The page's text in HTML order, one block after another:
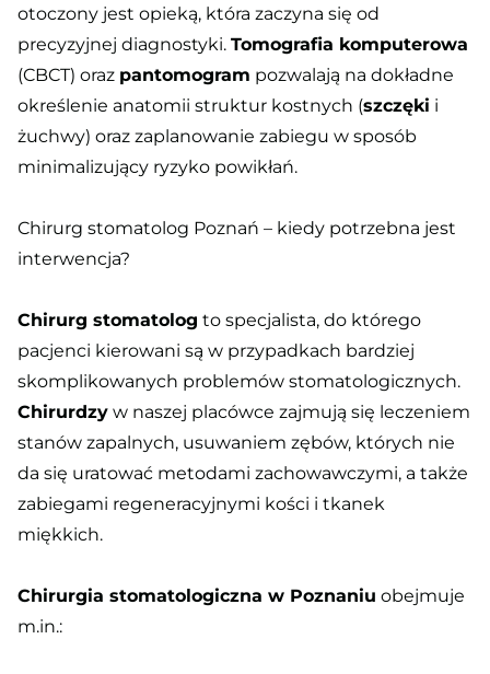
otoczony jest opieką, która zaczyna się od
precyzyjnej diagnostyki. Tomografia komputerowa
(CBCT) oraz pantomogram pozwalają na dokładne
określenie anatomii struktur kostnych (szczęki i
żuchwy) oraz zaplanowanie zabiegu w sposób
minimalizujący ryzyko powikłań.
Chirurg stomatolog Poznań – kiedy potrzebna jest
interwencja?
Chirurg stomatolog to specjalista, do którego
pacjenci kierowani są w przypadkach bardziej
skomplikowanych problemów stomatologicznych.
Chirurdzy w naszej placówce zajmują się leczeniem
stanów zapalnych, usuwaniem zębów, których nie
da się uratować metodami zachowawczymi, a także
zabiegami regeneracyjnymi kości i tkanek
miękkich.
Chirurgia stomatologiczna w Poznaniu obejmuje
m.in.: